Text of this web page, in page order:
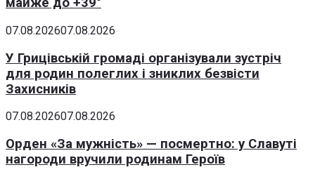
07.08.202607.08.2026
У Грицівській громаді організували зустріч
для родин полеглих і зниклих безвісти
Захисників
07.08.202607.08.2026
Орден «За мужність» — посмертно: у Славуті
нагороди вручили родинам Героїв